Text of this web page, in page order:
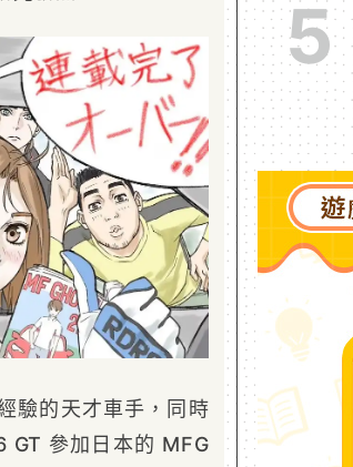
驗的天才車手，同時
GT 參加日本的 MFG
5